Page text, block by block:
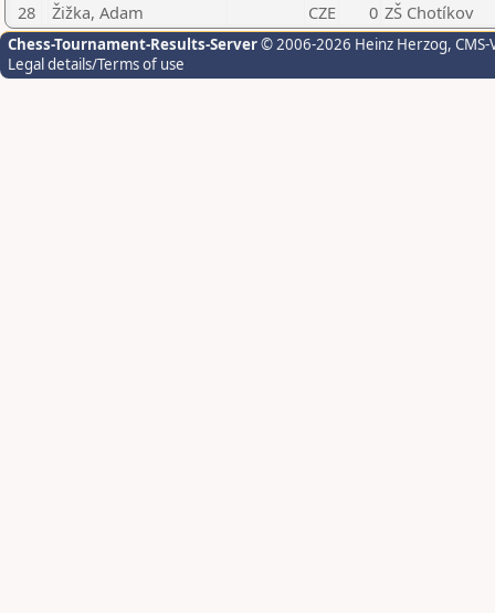
28
Žižka, Adam CZE 0 ZŠ Chotíkov
Chess-Tournament-Results-Server© 2006-2026 Heinz Herzog,
Legal details/Terms of use